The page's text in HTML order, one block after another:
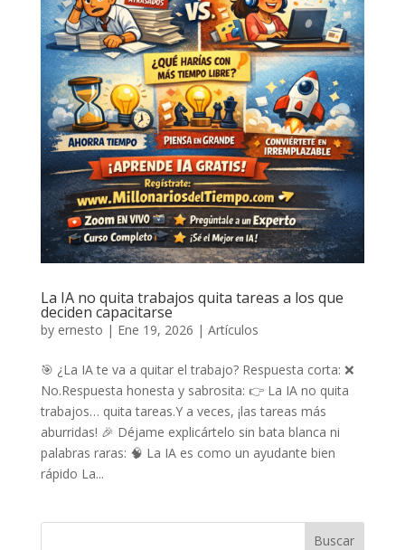
La IA no quita trabajos quita tareas a los que
deciden capacitarse
by ernesto | Ene 19, 2026 | Artículos
🎯 ¿La IA te va a quitar el trabajo? Respuesta corta: ❌
No.Respuesta honesta y sabrosita: 👉 La IA no quita
trabajos… quita tareas.Y a veces, ¡las tareas más
aburridas! 🎉 Déjame explicártelo sin bata blanca ni
palabras raras: 🧠 La IA es como un ayudante bien
rápido La...
Buscar